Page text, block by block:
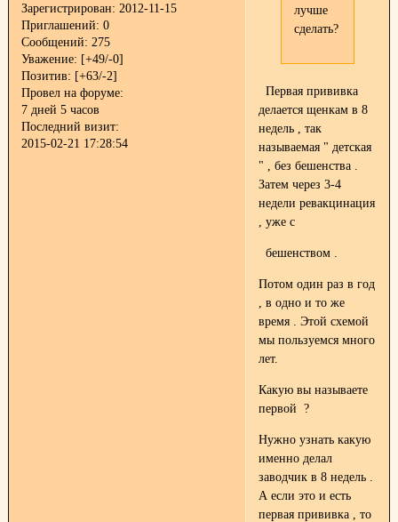
Зарегистрирован: 2012-11-15
Приглашений: 0
Сообщений: 275
Уважение: [+49/-0]
Позитив: [+63/-2]
Провел на форуме:
7 дней 5 часов
Последний визит:
2015-02-21 17:28:54
лучше
сделать?
Первая прививка
делается щенкам в 8
недель , так
называемая " детская
" , без бешенства .
Затем через 3-4
недели ревакцинация
, уже с
бешенством .
Потом один раз в год
, в одно и то же
время . Этой схемой
мы пользуемся много
лет.
Какую вы называете
первой ?
Нужно узнать какую
именно делал
заводчик в 8 недель .
А если это и есть
первая прививка , то